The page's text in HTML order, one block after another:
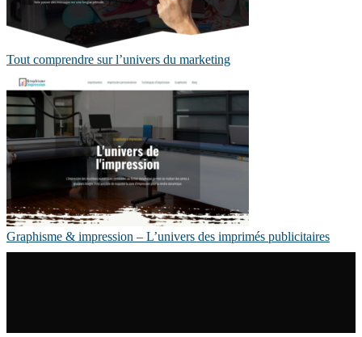
Tout comprendre sur l’univers du marketing
Graphisme & impression – L’univers des imprimés publicitaires